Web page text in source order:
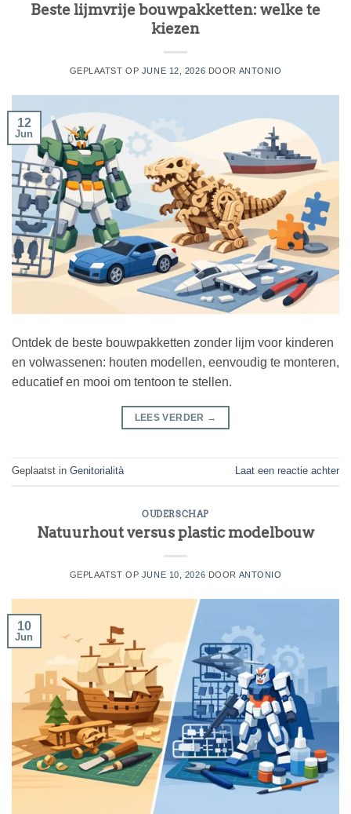
Beste lijmvrije bouwpakketten: welke te
kiezen
GEPLAATST OP JUNE 12, 2026 DOOR ANTONIO
12
Jun
Ontdek de beste bouwpakketten zonder lijm voor kinderen
en volwassenen: houten modellen, eenvoudig te monteren,
educatief en mooi om tentoon te stellen.
LEES VERDER →
Geplaatst in Genitorialità Laat een reactie achter
OUDERSCHAP
Natuurhout versus plastic modelbouw
GEPLAATST OP JUNE 10, 2026 DOOR ANTONIO
10
Jun